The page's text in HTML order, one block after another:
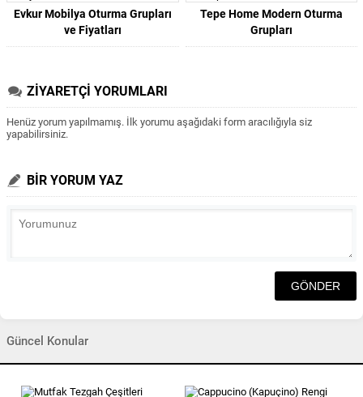
Evkur Mobilya Oturma Grupları
ve Fiyatları
Tepe Home Modern Oturma
Grupları
ZİYARETÇİ YORUMLARI
Henüz yorum yapılmamış. İlk yorumu aşağıdaki form aracılığıyla siz
yapabilirsiniz.
BİR YORUM YAZ
Güncel Konular